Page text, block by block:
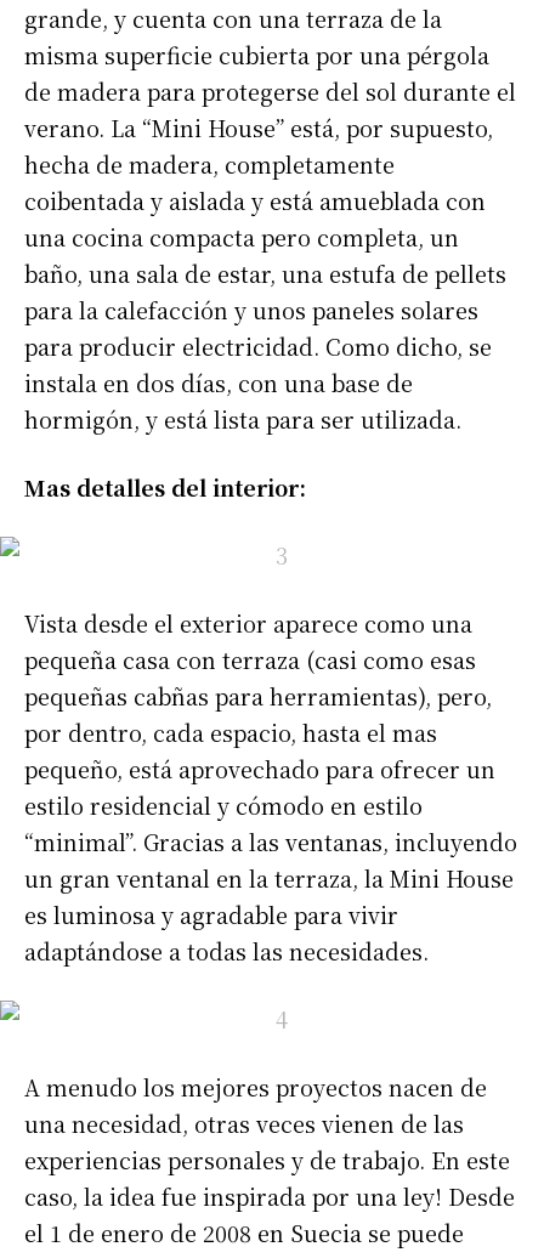
grande, y cuenta con una terraza de la
misma superficie cubierta por una pérgola
de madera para protegerse del sol durante el
verano. La “Mini House” está, por supuesto,
hecha de madera, completamente
coibentada y aislada y está amueblada con
una cocina compacta pero completa, un
baño, una sala de estar, una estufa de pellets
para la calefacción y unos paneles solares
para producir electricidad. Como dicho, se
instala en dos días, con una base de
hormigón, y está lista para ser utilizada.
Mas detalles del interior:
Vista desde el exterior aparece como una
pequeña casa con terraza (casi como esas
pequeñas cabñas para herramientas), pero,
por dentro, cada espacio, hasta el mas
pequeño, está aprovechado para ofrecer un
estilo residencial y cómodo en estilo
“minimal”. Gracias a las ventanas, incluyendo
un gran ventanal en la terraza, la Mini House
es luminosa y agradable para vivir
adaptándose a todas las necesidades.
A menudo los mejores proyectos nacen de
una necesidad, otras veces vienen de las
experiencias personales y de trabajo. En este
caso, la idea fue inspirada por una ley! Desde
el 1 de enero de 2008 en Suecia se puede